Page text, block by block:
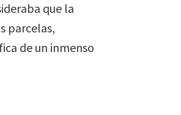
que la
parcelas,
de un inmenso